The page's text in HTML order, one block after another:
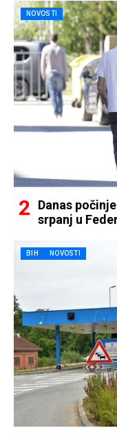
NOVOSTI
Danas
srpanj u
BIH NOVOSTI